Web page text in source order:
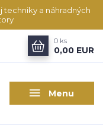
techniky a náhradných
Menu
0 ks
0,00 EUR